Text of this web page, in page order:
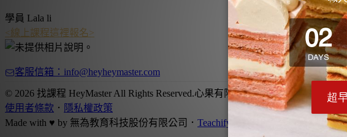
學員 Lala li
<線上課程這裡報名>
客服信箱：info@heyheymaster.com
© 2026 找課程 HeyMaster All Rights Reserved.心果有限公司．統一編號: 82823377
使用者條款 ． 隱私權政策
Made with ♥ by 無為教育科技股份有限公司． Teachify